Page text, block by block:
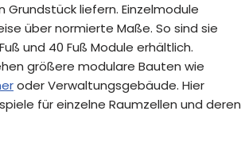
liefern. Einzelmodule
über normierte Maße. So sind sie
und 40 Fuß Module erhältlich.
größere modulare Bauten wie
oder Verwaltungsgebäude. Hier
für einzelne Raumzellen und deren